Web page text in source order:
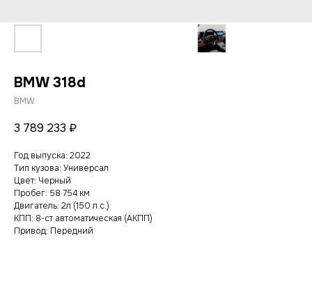
BMW 318d
BMW
3 789 233 ₽
Год выпуска: 2022
Тип кузова: Универсал
Цвет: Черный
Пробег: 58 754 км
Двигатель: 2л (150 л.с.)
КПП: 8-ст автоматическая (АКПП)
Привод: Передний